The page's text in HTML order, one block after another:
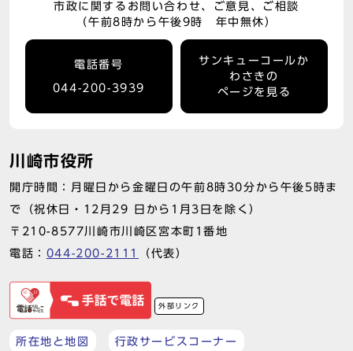
市政に関するお問い合わせ、ご意見、ご相談
（午前8時から午後9時 年中無休）
電話番号
044-200-3939
サンキューコールか
わさきの
ページを見る
川崎市役所
開庁時間：月曜日から金曜日の午前8時30分から午後5時ま
で（祝休日・12月29 日から1月3日を除く）
〒210-8577川崎市川崎区宮本町1番地
電話： 044-200-2111 （代表）
外部リンク
所在地と地図 行政サービスコーナー